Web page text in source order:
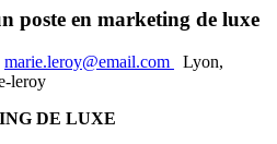
poste en marketing de luxe
marie.leroy@email.com
Lyon,
leroy
DE LUXE